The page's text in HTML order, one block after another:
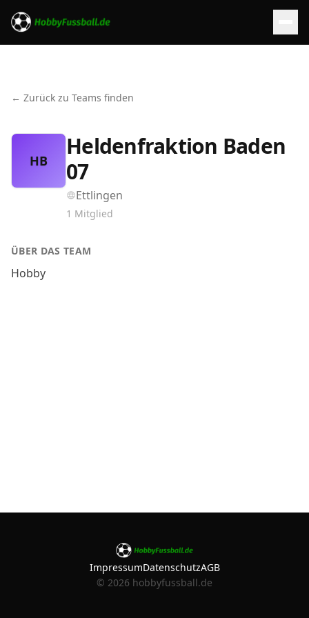
← Zurück zu Teams finden
HB
Heldenfraktion Baden
07
Ettlingen
1 Mitglied
ÜBER DAS TEAM
Hobby
ImpressumDatenschutzAGB
© 2026 hobbyfussball.de